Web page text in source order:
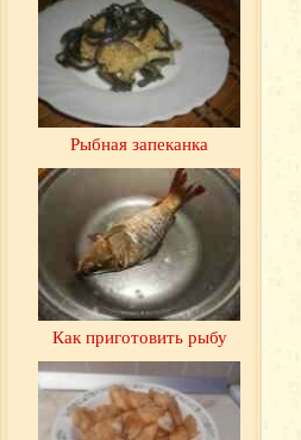
Рыбная запеканка
Как приготовить рыбу